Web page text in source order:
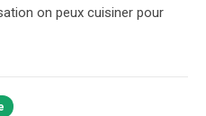
on peux cuisiner pour